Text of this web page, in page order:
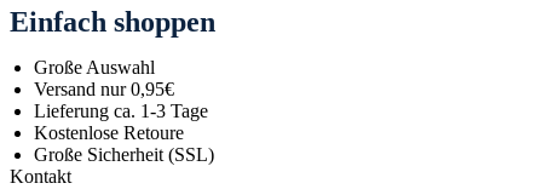
Einfach shoppen
Große Auswahl
Versand nur 0,95€
Lieferung ca. 1-3 Tage
Kostenlose Retoure
Große Sicherheit (SSL)
Kontakt